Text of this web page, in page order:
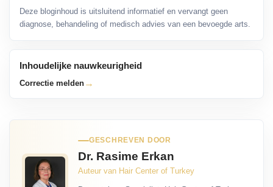
Deze bloginhoud is uitsluitend informatief en vervangt geen
diagnose, behandeling of medisch advies van een bevoegde arts.
Inhoudelijke nauwkeurigheid
Correctie melden →
GESCHREVEN DOOR
Dr. Rasime Erkan
Auteur van Hair Center of Turkey